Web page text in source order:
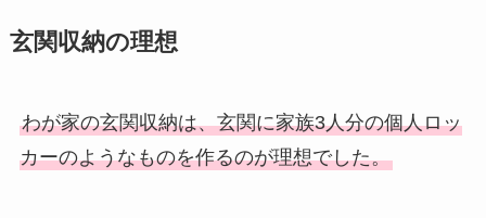
玄関収納の理想
わが家の玄関収納は、玄関に家族3人分の個人ロッ
カーのようなものを作るのが理想でした。